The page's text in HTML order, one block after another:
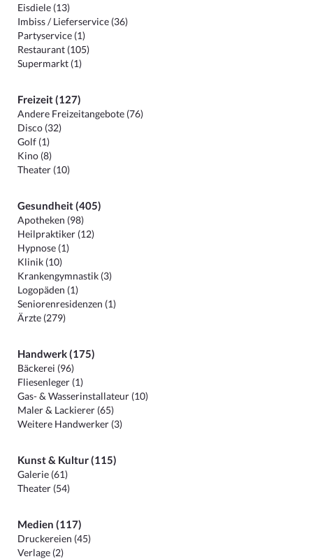
Eisdiele (13)
Imbiss / Lieferservice (36)
Partyservice (1)
Restaurant (105)
Supermarkt (1)
Freizeit (127)
Andere Freizeitangebote (76)
Disco (32)
Golf (1)
Kino (8)
Theater (10)
Gesundheit (405)
Apotheken (98)
Heilpraktiker (12)
Hypnose (1)
Klinik (10)
Krankengymnastik (3)
Logopäden (1)
Seniorenresidenzen (1)
Ärzte (279)
Handwerk (175)
Bäckerei (96)
Fliesenleger (1)
Gas- & Wasserinstallateur (10)
Maler & Lackierer (65)
Weitere Handwerker (3)
Kunst & Kultur (115)
Galerie (61)
Theater (54)
Medien (117)
Druckereien (45)
Verlage (2)